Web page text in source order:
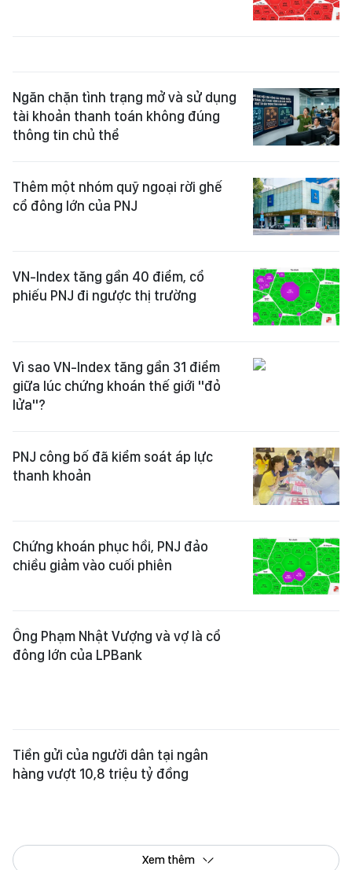
Ngăn chặn tình trạng mở và sử dụng
tài khoản thanh toán không đúng
thông tin chủ thể
Thêm một nhóm quỹ ngoại rời ghế
cổ đông lớn của PNJ
VN-Index tăng gần 40 điểm, cổ
phiếu PNJ đi ngược thị trường
Vì sao VN-Index tăng gần 31 điểm
giữa lúc chứng khoán thế giới "đỏ
lửa"?
PNJ công bố đã kiểm soát áp lực
thanh khoản
Chứng khoán phục hồi, PNJ đảo
chiều giảm vào cuối phiên
Ông Phạm Nhật Vượng và vợ là cổ
đông lớn của LPBank
hàng vượt 10,8 triệu tỷ đồng